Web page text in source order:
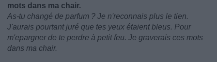
mots dans ma chair.
As-tu changé de parfum ? Je n'reconnais plus le tien.
J'aurais pourtant juré que tes yeux étaient bleus. Pour
m'epargner de te perdre à petit feu. Je graverais ces mots
dans ma chair.